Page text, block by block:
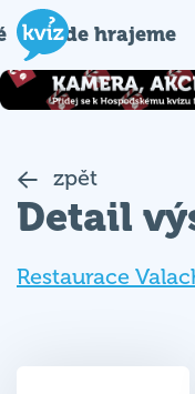
Kde hrajeme
zpět
Detail
Restaurace